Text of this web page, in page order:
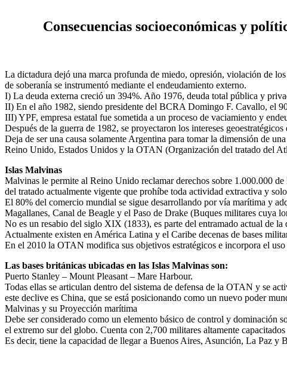
Consecuencias socioeconómicas y
La dictadura dejó una marca profunda de miedo, opresión, violación de
de soberanía se instrumentó mediante el endeudamiento externo.
I) La deuda externa creció un 394%. Año 1976, deuda total pública y
II) En el año 1982, siendo presidente del BCRA Domingo F. Cavallo, el
III) YPF, empresa estatal fue sometida a un proceso de vaciamiento y
Después de la guerra de 1982, se proyectaron los intereses
Deja de ser una causa solamente Argentina para tomar la dimensión de
Reino Unido, Estados Unidos y la OTAN (Organización del tratado del
Islas Malvinas
Malvinas le permite al Reino Unido reclamar derechos sobre 1.000.000
del tratado actualmente vigente que prohíbe toda actividad extractiva y
El 80% del comercio mundial se sigue desarrollando por vía marítima y
Magallanes, Canal de Beagle y el Paso de Drake (Buques militares cuya
No es un resabio del siglo XIX (1833), es parte del entramado actual de
Actualmente existen en América Latina y el Caribe decenas de bases
En el 2010 la OTAN modifica sus objetivos estratégicos e incorpora el
Las bases británicas ubicadas en las Islas Malvinas son:
Puerto Stanley – Mount Pleasant – Mare Harbour.
Todas ellas se articulan dentro del sistema de defensa de la OTAN y se
este declive es China, que se está posicionando como un nuevo poder
Malvinas y su Proyección marítima
Debe ser considerado como un elemento básico de control y dominación
el extremo sur del globo. Cuenta con 2,700 militares altamente
Es decir, tiene la capacidad de llegar a Buenos Aires, Asunción, La Paz y